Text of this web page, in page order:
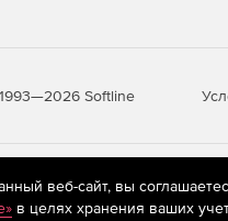
Softline
рекомендательные
веб-сайт, вы
в целях хранения ваших